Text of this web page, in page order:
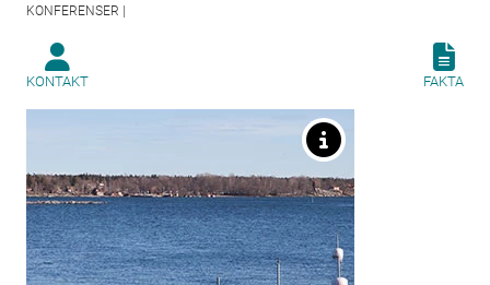
KONFERENSER |
KONTAKT FAKTA